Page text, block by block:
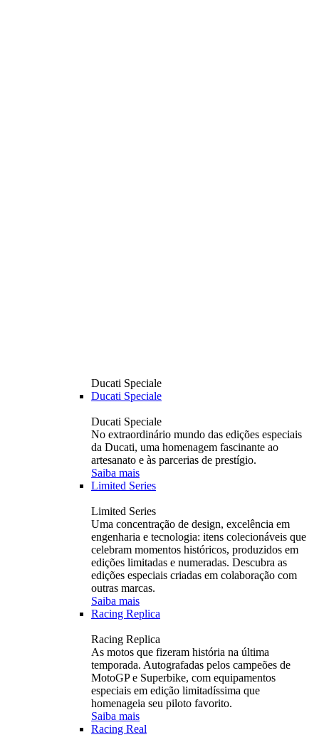
Ducati Speciale
Ducati Speciale
Ducati Speciale
No extraordinário mundo das edições especiais
da Ducati, uma homenagem fascinante ao
artesanato e às parcerias de prestígio.
Saiba mais
Limited Series
Limited Series
Uma concentração de design, excelência em
engenharia e tecnologia: itens colecionáveis ​​que
celebram momentos históricos, produzidos em
edições limitadas e numeradas. Descubra as
edições especiais criadas em colaboração com
outras marcas.
Saiba mais
Racing Replica
Racing Replica
As motos que fizeram história na última
temporada. Autografadas pelos campeões de
MotoGP e Superbike, com equipamentos
especiais em edição limitadíssima que
homenageia seu piloto favorito.
Saiba mais
Racing Real